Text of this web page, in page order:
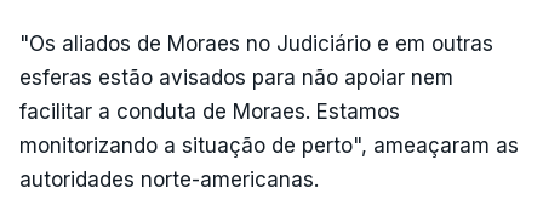
"Os aliados de Moraes no Judiciário e em outras
esferas estão avisados para não apoiar nem
facilitar a conduta de Moraes. Estamos
monitorizando a situação de perto", ameaçaram as
autoridades norte-americanas.